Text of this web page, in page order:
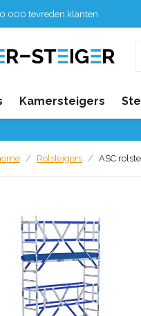
tevreden klanten
Kamersteigers
Rolsteigers ASC